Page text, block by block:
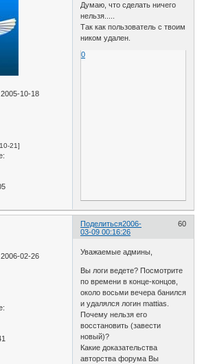
2005-10-18
21]
Думаю, что сделать ничего
нельзя.....
Так как пользователь с твоим
ником удален.
0
Поделиться 60
2006-
03-09 00:16:26
2006-02-26
Уважаемые админы,
Вы логи ведете? Посмотрите
по времени в конце-концов,
около восьми вечера банился
и удалялся логин mattias.
Почему нельзя его
восстановить (завести
новый)?
Какие доказательства
авторства форума Вы